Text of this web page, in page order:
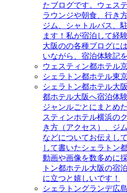
たブログです。ウェス
ラウンジや朝食、行き
ジム、シャトルバス、
ます！私が宿泊して経
大阪のの各種ブログに
いながら、宿泊体験記
ウェスティン都ホテル
シェラトン都ホテル東
シェラトン都ホテル大阪
都ホテル大阪へ宿泊体
ジャンルごとにまとめ
スティンホテル横浜の
き方（アクセス）、ジ
などについてお伝えし
して書いたシェラトン
動画や画像を数多めに
トン都ホテル大阪の宿
に立つと嬉しいです！
シェラトングランデ広島